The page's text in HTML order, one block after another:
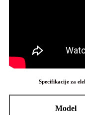
Specifikacije za
Model